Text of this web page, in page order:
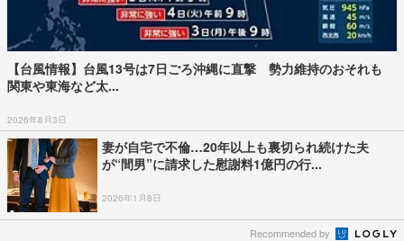
【台風情報】台風13号は7日ごろ沖縄に直撃 勢力維持のおそれも
関東や東海など太...
2026年8月3日
妻が自宅で不倫…20年以上も裏切られ続けた夫
が“間男”に請求した慰謝料1億円の行...
2026年1月8日
Recommended by